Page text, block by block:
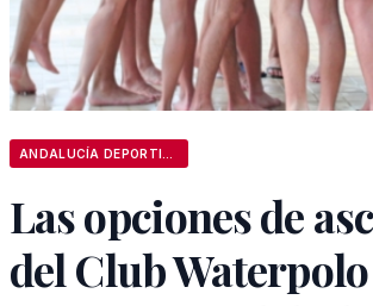
Las opciones de
del Club